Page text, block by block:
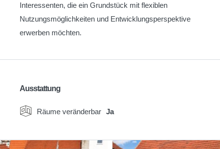
Interessenten, die ein Grundstück mit flexiblen
Nutzungsmöglichkeiten und Entwicklungsperspektive
erwerben möchten.
Ausstattung
Räume veränderbar Ja